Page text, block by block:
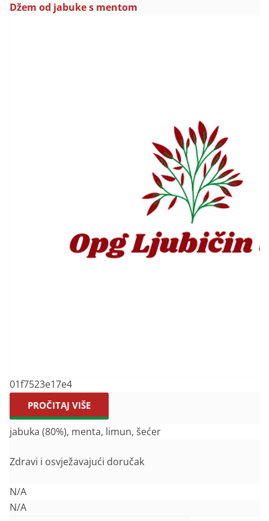
Džem od jabuke s mentom
01f7523e17e4
PROČITAJ VIŠE
jabuka (80%), menta, limun, šećer
Zdravi i osvježavajući doručak
N/A
N/A